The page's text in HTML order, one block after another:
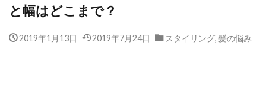
と幅はどこまで？
2019年1月13日 2019年7月24日 スタイリング, 髪の悩み